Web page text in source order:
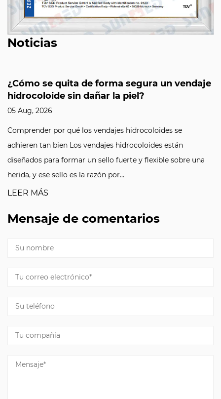
Noticias
¿Cómo se quita de forma segura un vendaje
hidrocoloide sin dañar la piel?
05 Aug, 2026
Comprender por qué los vendajes hidrocoloides se
adhieren tan bien Los vendajes hidrocoloides están
diseñados para formar un sello fuerte y flexible sobre una
herida, y ese sello es la razón por...
LEER MÁS
Mensaje de comentarios